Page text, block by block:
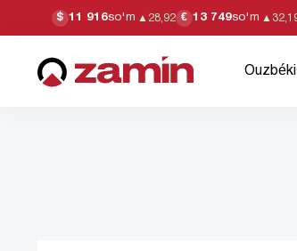
$ 11 916so'm ▲ 28,92 € 13 749so'm ▲